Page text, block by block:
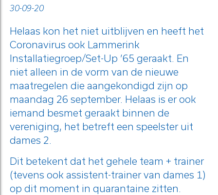
30-09-20
Helaas kon het niet uitblijven en heeft het
Coronavirus ook Lammerink
Installatiegroep/Set-Up ’65 geraakt. En
niet alleen in de vorm van de nieuwe
maatregelen die aangekondigd zijn op
maandag 26 september. Helaas is er ook
iemand besmet geraakt binnen de
vereniging, het betreft een speelster uit
dames 2.
Dit betekent dat het gehele team + trainer
(tevens ook assistent-trainer van dames 1)
op dit moment in quarantaine zitten.